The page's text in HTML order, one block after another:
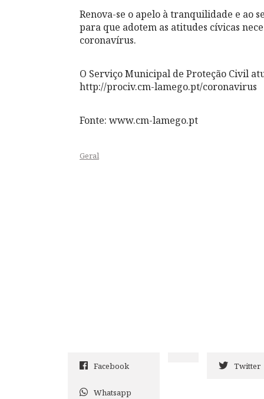
Renova-se o apelo à tranquilidade e ao
para que adotem as atitudes cívicas
coronavírus.
O Serviço Municipal de Proteção Civil
http://prociv.cm-lamego.pt/coronavirus
Fonte: www.cm-lamego.pt
Geral
Facebook Twitter
Whatsapp